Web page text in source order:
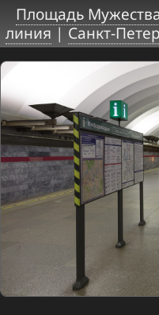
Площадь
линия|Санкт-